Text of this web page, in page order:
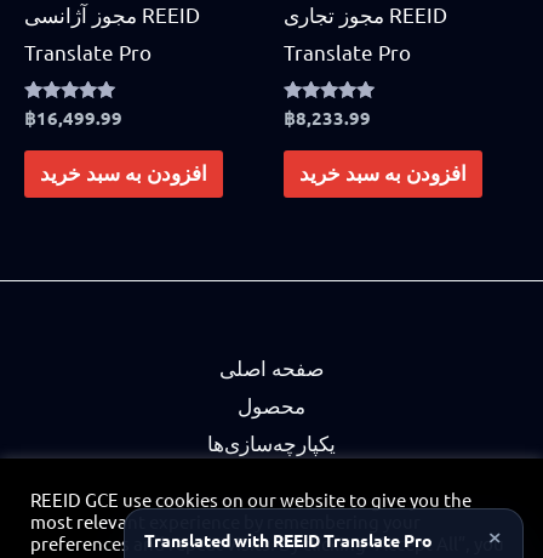
مجوز آژانسی REEID
Translate Pro
Rated
5.00
out of 5
฿16,499.99
افزودن به سبد خرید
مجوز تجاری REEID
Translate Pro
Rated
4.75
out of 5
฿8,233.99
افزودن به سبد خرید
صفحه اصلی
محصول
یکپارچه‌سازی‌ها
سیاست حفظ حریم خصوصی
REEID GCE use cookies on our website to give you the
most relevant experience by remembering your
preferences and repeat visits. By clicking “Accept All”, you
×
Translated with REEID Translate Pro